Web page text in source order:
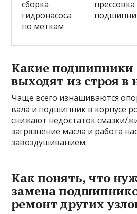
сборка
гидронасоса
по меткам
прессовка
Какие подшипники
выходят из строя в
Чаще всего изнашиваются
вала и подшипник в корпусе
снижают недостаток смазки/
загрязнение масла и работа
завоздушиванием.
Как понять, что
замена
ремонт других